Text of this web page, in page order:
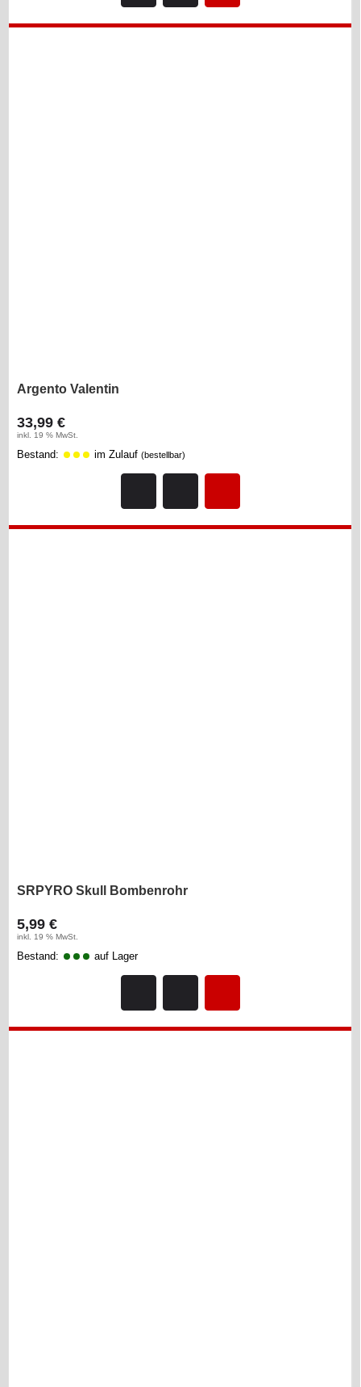
Argento Valentin
33,99 €
inkl. 19 % MwSt.
Bestand: im Zulauf (bestellbar)
SRPYRO Skull Bombenrohr
5,99 €
inkl. 19 % MwSt.
Bestand: auf Lager